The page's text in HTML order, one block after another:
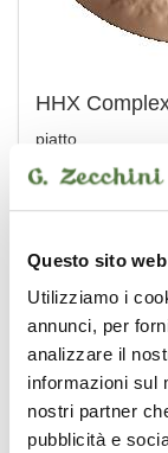
Questo sito
Utilizziamo i
annunci, per
analizzare il
informazioni sul
nostri partner
pubblicità e
HHX
piatto